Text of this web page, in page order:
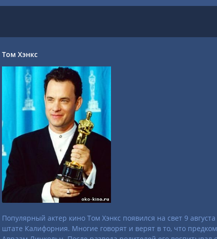
Том Хэнкс
Популярный актер кино Том Хэнкс появился на свет 9
штате Калифорния. Многие говорят и верят в то, что